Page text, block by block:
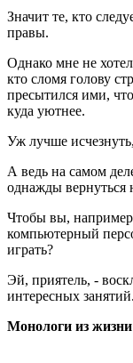
Значит те, кто
правы.
Однако мне не
кто сломя голову
пресытился ими,
куда уютнее.
Уж лучше
А ведь на самом
однажды вернуться
Чтобы вы,
компьютерный
играть?
Эй, приятель, -
интересных занятий.
Монологи из